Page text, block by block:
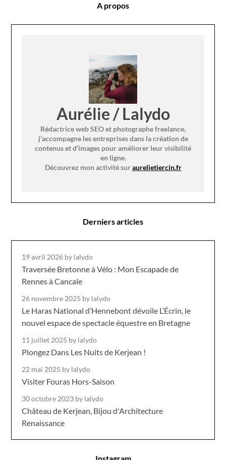
A propos
Aurélie / Lalydo
Rédactrice web SEO et photographe freelance,
j’accompagne les entreprises dans la création de
contenus et d’images pour améliorer leur visibilité
en ligne.
Découvrez mon activité suraurelietiercin.fr
Derniers articles
19 avril 2026 by lalydo
Traversée Bretonne à Vélo : Mon Escapade de
Rennes à Cancale
26 novembre 2025 by lalydo
Le Haras National d’Hennebont dévoile L’Écrin, le
nouvel espace de spectacle équestre en Bretagne
11 juillet 2025 by lalydo
Plongez Dans Les Nuits de Kerjean !
22 mai 2025 by lalydo
Visiter Fouras Hors-Saison
30 octobre 2023 by lalydo
Château de Kerjean, Bijou d'Architecture
Renaissance